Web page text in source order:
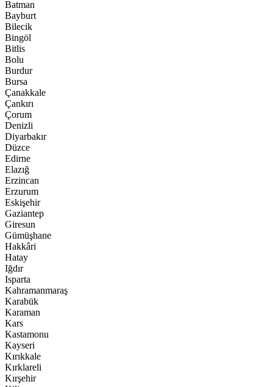
Batman
Bayburt
Bilecik
Bingöl
Bitlis
Bolu
Burdur
Bursa
Çanakkale
Çankırı
Çorum
Denizli
Diyarbakır
Düzce
Edirne
Elazığ
Erzincan
Erzurum
Eskişehir
Gaziantep
Giresun
Gümüşhane
Hakkâri
Hatay
Iğdır
Isparta
Kahramanmaraş
Karabük
Karaman
Kars
Kastamonu
Kayseri
Kırıkkale
Kırklareli
Kırşehir